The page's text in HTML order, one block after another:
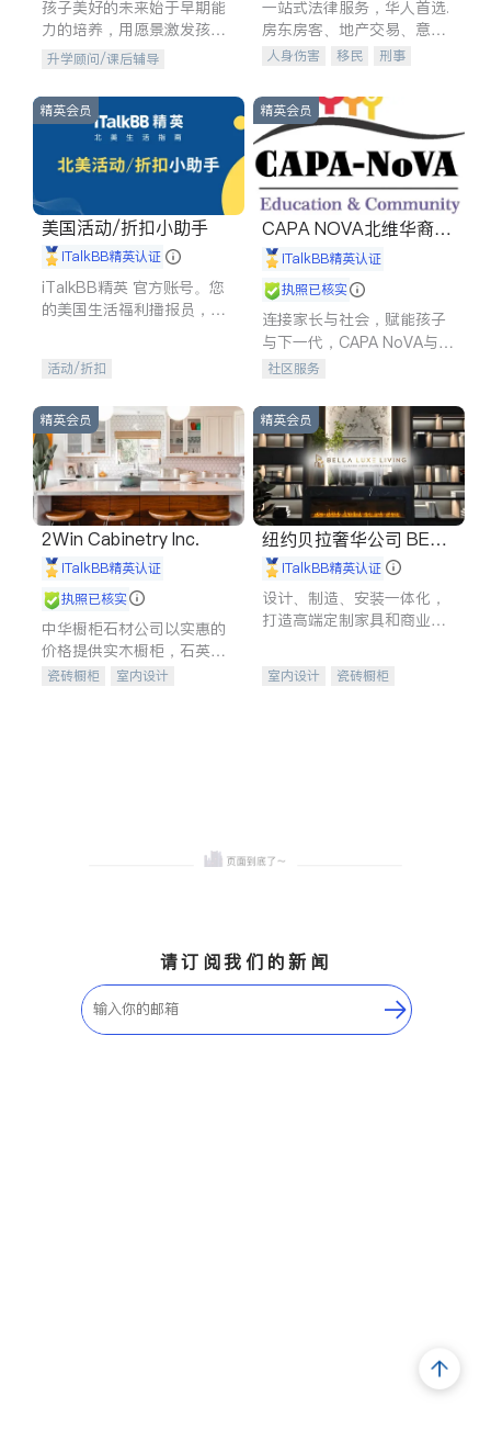
孩子美好的未来始于早期能
力的培养，用愿景激发孩子
的学习潜力和动力。理念：
拥有成长型心态是成功的基
石。
升学顾问/课后辅导
一站式法律服务，华人首选.
房东房客、地产交易、意外
伤害、车祸重伤、商业诉
建筑合同、刑事案件全包办
人身伤害 移民
刑事
信托/遗嘱
商业
索赔
律师-其它 保释
精英会员
美国活动/折扣小助手
iTalkBB精英认证
iTalkBB精英 官方账号。您
的美国生活福利播报员，精
专属福利。
活动/折扣
精英会员
CAPA NOVA北维华裔家
长会iTalkBB精英认证
执照已核实
连接家长与社会，赋能孩子
与下一代，CAPA NoVA与您
携手建设包容、公平、充满
社区服务
精英会员
2Win Cabinetry Inc.
iTalkBB精英认证
执照已核实
中华橱柜石材公司以实惠的
价格提供实木橱柜，石英石
台面，多种优质不锈钢水
瓷砖橱柜
室内设计
精英会员
纽约贝拉奢华公司 BELL
A LUXE
iTalkBB精英认证
设计、制造、安装一体化，
打造高端定制家具和商业空
室内设计
瓷砖橱柜
请订阅我们的新闻